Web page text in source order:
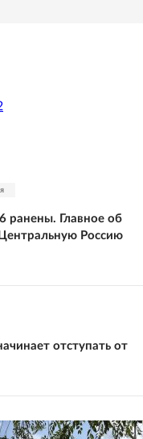
ранены. Главное об
Россию
отступать от